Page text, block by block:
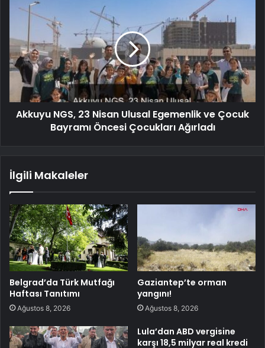
Akkuyu NGS, 23 Nisan Ulusal Egemenlik ve Çocuk
Bayramı Öncesi Çocukları Ağırladı
İlgili Makaleler
Belgrad’da Türk Mutfağı
Haftası Tanıtımı
Ağustos 8, 2026
Gaziantep’te orman
yangını!
Ağustos 8, 2026
Lula’dan ABD vergisine
karşı 18,5 milyar real kredi